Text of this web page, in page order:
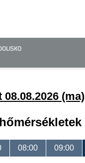
08.08.2026 (ma)
08:00 09:00